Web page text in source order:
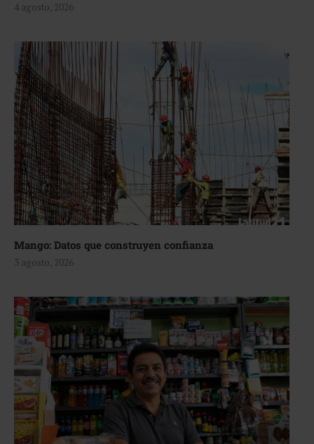
4 agosto, 2026
Mango: Datos que construyen confianza
3 agosto, 2026